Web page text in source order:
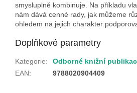
smysluplně kombinuje. Na příkladu
nám dává cenné rady, jak můžeme
ohledem na jejich charakter
Doplňkové parametry
Kategorie:
Odborné knižní
EAN: 9788020904409